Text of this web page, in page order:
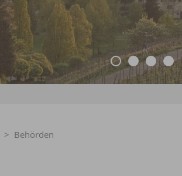
> Behörden